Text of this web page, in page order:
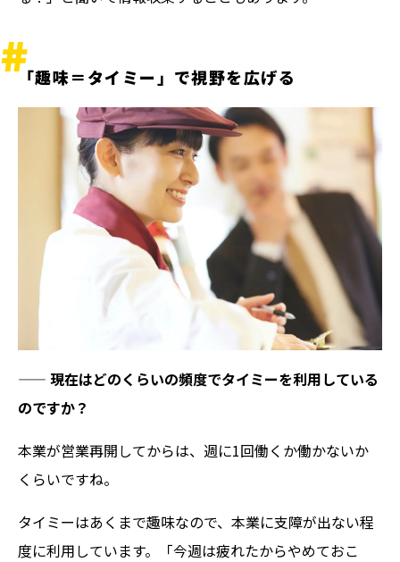
「趣味＝タイミー」で視野を広げる
—— 現在はどのくらいの頻度でタイミーを利用している
のですか？
本業が営業再開してからは、週に1回働くか働かないか
くらいですね。
タイミーはあくまで趣味なので、本業に支障が出ない程
度に利用しています。「今週は疲れたからやめておこ